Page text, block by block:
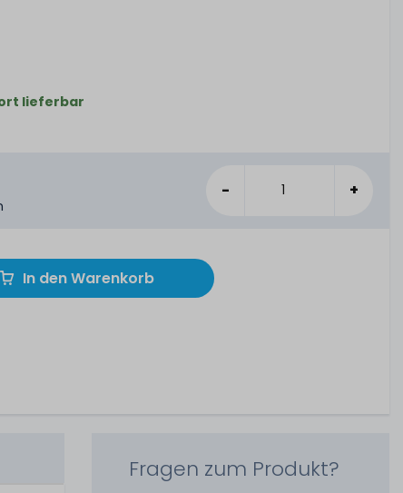
lieferbar
- +
In den Warenkorb
Fragen zum Produkt?